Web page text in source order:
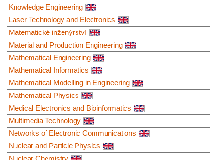
Knowledge Engineering
Laser Technology and Electronics
Matematické inženýrství
Material and Production Engineering
Mathematical Engineering
Mathematical Informatics
Mathematical Modelling in Engineering
Mathematical Physics
Medical Electronics and Bioinformatics
Multimedia Technology
Networks of Electronic Communications
Nuclear and Particle Physics
Nuclear Chemistry